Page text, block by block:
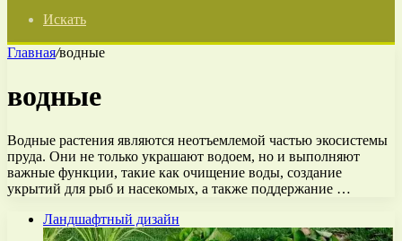
Искать
Главная/водные
водные
Водные растения являются неотъемлемой частью экосистемы
пруда. Они не только украшают водоем, но и выполняют
важные функции, такие как очищение воды, создание
укрытий для рыб и насекомых, а также поддержание …
Ландшафтный дизайн